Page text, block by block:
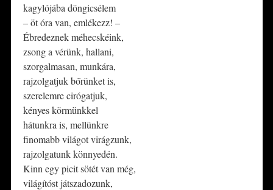
kagylójába döngicsélem
– öt óra van, emlékezz! –
Ébredeznek méhecskéink,
zsong a vérünk, hallani,
szorgalmasan, munkára,
rajzolgatjuk bőrünket is,
szerelemre cirógatjuk,
kényes körmünkkel
hátunkra is, mellünkre
finomabb világot virágzunk,
rajzolgatunk könnyedén.
Kinn egy picit sötét van még,
világítóst játszadozunk,